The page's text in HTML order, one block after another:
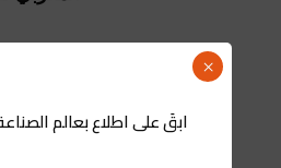
أعلن
جدا
يتعلق ابقَ على اطلاع بعالم
×